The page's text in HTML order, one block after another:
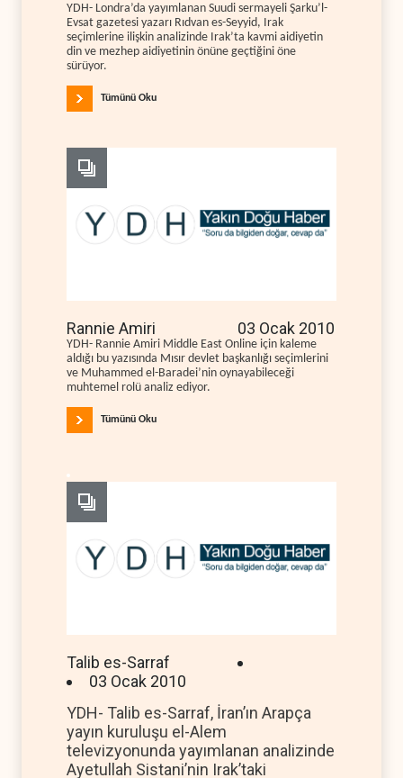
YDH- Londra’da yayımlanan Suudi sermayeli Şarku’l-
Evsat gazetesi yazarı Rıdvan es-Seyyid, Irak
seçimlerine ilişkin analizinde Irak’ta kavmi aidiyetin
din ve mezhep aidiyetinin önüne geçtiğini öne
sürüyor.
Tümünü Oku
Rannie Amiri 03 Ocak 2010
YDH- Rannie Amiri Middle East Online için kaleme
aldığı bu yazısında Mısır devlet başkanlığı seçimlerini
ve Muhammed el-Baradei’nin oynayabileceği
muhtemel rolü analiz ediyor.
Tümünü Oku
Talib es-Sarraf
03 Ocak 2010
YDH- Talib es-Sarraf, İran’ın Arapça
yayın kuruluşu el-Alem
televizyonunda yayımlanan analizinde
Ayetullah Sistani’nin Irak’taki